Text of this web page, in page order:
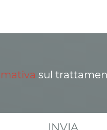
sul